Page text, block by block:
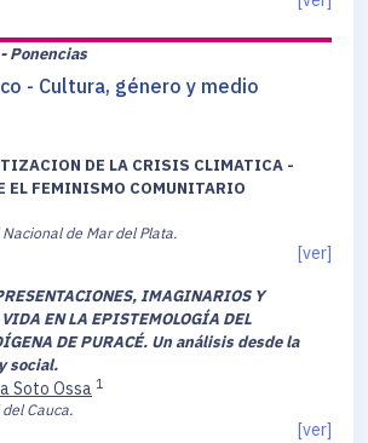
- Ponencias
- Cultura, género y medio
DE LA CRISIS CLIMATICA -
EL FEMINISMO COMUNITARIO
de Mar del Plata.
[ver]
IMAGINARIOS Y
EN LA EPISTEMOLOGÍA DEL
DE PURACÉ. Un análisis desde la
social.
Soto Ossa 1
Cauca.
[ver]